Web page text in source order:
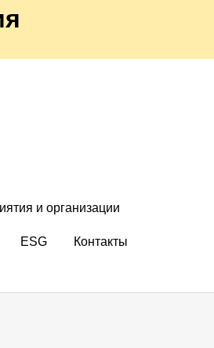
и организации
ESG Контакты